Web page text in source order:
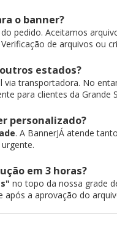
o banner?
pedido. Aceitamos
de arquivos ou
estados?
transportadora. No
para clientes da Grande
personalizado?
. A BannerJÁ atende
em 3 horas?
" no topo da nossa grade
a aprovação do